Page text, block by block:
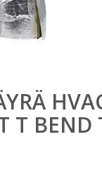
T BEND